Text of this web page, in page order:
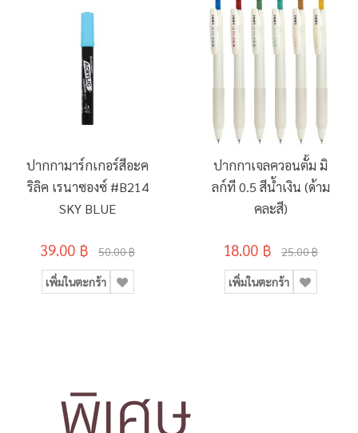
ปากกามาร์กเกอร์สีอะค
ริลิค เรนาซองซ์ #B214
SKY BLUE
39.00 ฿ 50.00 ฿
เพิ่มในตะกร้า
ปากกาเจลควอนตั้ม มิ
ลก์ที 0.5 สีน้ำเงิน (ด้าม
คละสี)
18.00 ฿ 25.00 ฿
เพิ่มในตะกร้า